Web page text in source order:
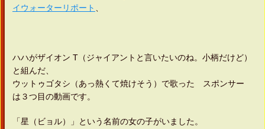
イウォーターリポート
ハハがザイオン T（ジャイアントと言いたいのね。小柄だけど）
と組んだ、
ウットゥゴタシ（あっ熱くて焼けそう）で歌った スポンサー
は３つ目の動画です。
「星（ビョル）」という名前の女の子がいました。